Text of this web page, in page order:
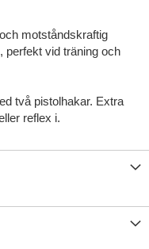
motståndskraftig
perfekt vid träning och
två pistolhakar. Extra
reflex i.